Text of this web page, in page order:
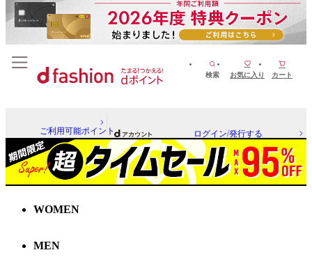
検索 お気に入り カート
ご利用可能ポイント ログイン/発行する
WOMEN
MEN